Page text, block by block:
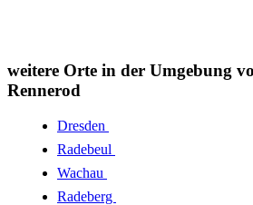
weitere Orte in der Umgebung
Rennerod
Dresden
Radebeul
Wachau
Radeberg